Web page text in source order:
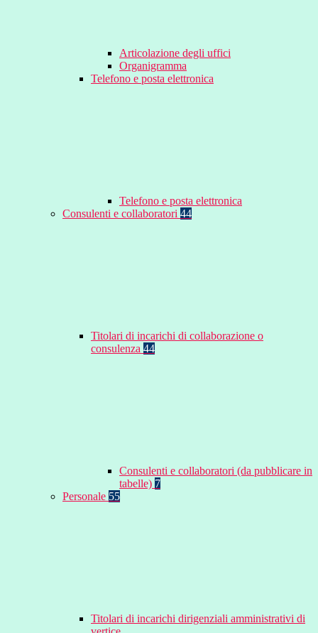
Articolazione degli uffici
Organigramma
Telefono e posta elettronica
Telefono e posta elettronica
Consulenti e collaboratori 44
Titolari di incarichi di collaborazione o
consulenza 44
Consulenti e collaboratori (da pubblicare in
tabelle) 7
Personale 55
Titolari di incarichi dirigenziali amministrativi di